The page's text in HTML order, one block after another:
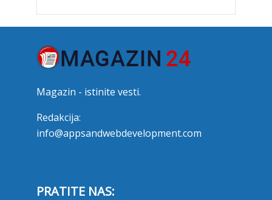
Magazin - istinite vesti.
Redakcija:
info@appsandwebdevelopment.com
PRATITE NAS: